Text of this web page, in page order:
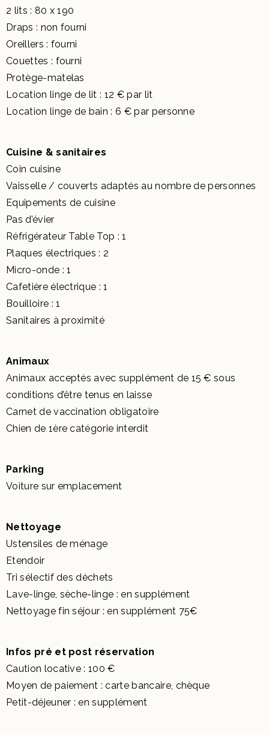
2 lits : 80 x 190
Draps : non fourni
Oreillers : fourni
Couettes : fourni
Protège-matelas
Location linge de lit : 12 € par lit
Location linge de bain : 6 € par personne
Cuisine & sanitaires
Coin cuisine
Vaisselle / couverts adaptés au nombre de personnes
Equipements de cuisine
Pas d’évier
Réfrigérateur Table Top : 1
Plaques électriques : 2
Micro-onde : 1
Cafetière électrique : 1
Bouilloire : 1
Sanitaires à proximité
Animaux
Animaux acceptés avec supplément de 15 € sous
conditions d’être tenus en laisse
Carnet de vaccination obligatoire
Chien de 1ère catégorie interdit
Parking
Voiture sur emplacement
Nettoyage
Ustensiles de ménage
Etendoir
Tri sélectif des déchets
Lave-linge, sèche-linge : en supplément
Nettoyage fin séjour : en supplément 75€
Infos pré et post réservation
Caution locative : 100 €
Moyen de paiement : carte bancaire, chèque
Petit-déjeuner : en supplément